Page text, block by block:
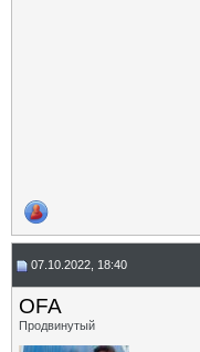
07.10.2022, 18:40
OFA
Продвинутый